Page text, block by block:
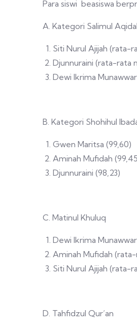
Para siswi beasiswa
A. Kategori Salimul
Siti Nurul Ajijah (rata-
Djunnuraini (rata-rata
Dewi Ikrima
B. Kategori Shohihul
Gwen Maritsa (99,60)
Aminah Mufidah
Djunnuraini (98,23)
C. Matinul Khuluq
Dewi Ikrima
Aminah Mufidah
Siti Nurul Ajijah (rata-
D. Tahfidzul Qur’an